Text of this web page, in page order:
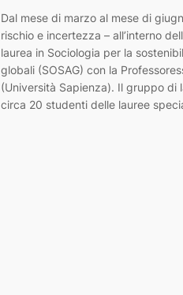
Dal mese di marzo al mese di
rischio e incertezza – all’interno
laurea in Sociologia per la
globali (SOSAG) con la
(Università Sapienza). Il gruppo di
circa 20 studenti delle lauree